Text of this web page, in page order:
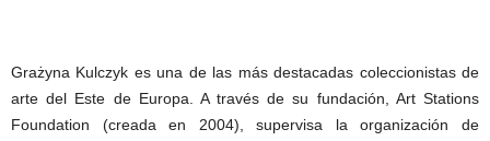
Grażyna Kulczyk es una de las más destacadas coleccionistas de
arte del Este de Europa. A través de su fundación, Art Stations
Foundation (creada en 2004), supervisa la organización de